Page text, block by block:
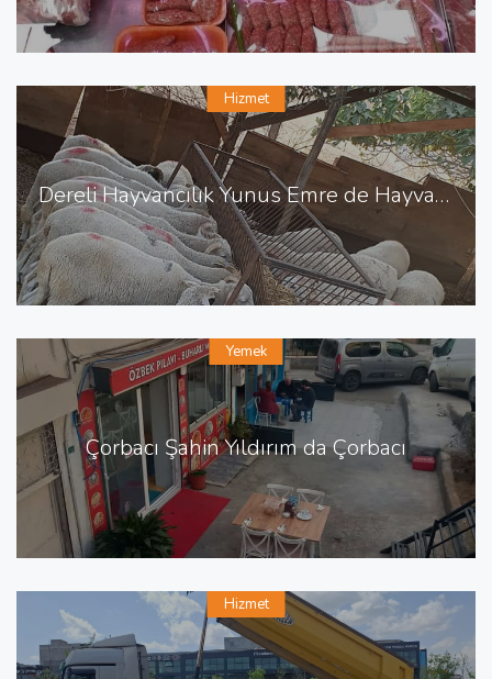
Dereli Hayvancılık Yunus Emre de Hayvancılık Besicilik
Hizmet
Çorbacı Şahin Yıldırım da Çorbacı
Yemek
Hizmet